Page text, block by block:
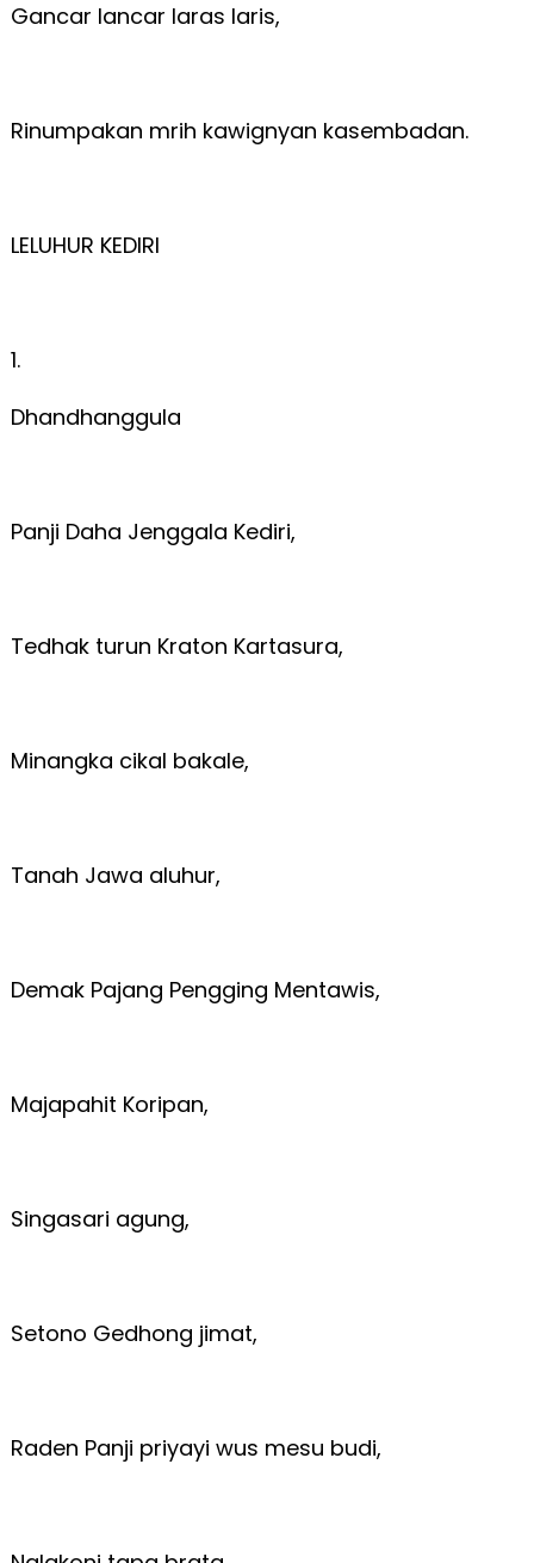
Gancar lancar laras laris,
Rinumpakan mrih kawignyan kasembadan.
LELUHUR KEDIRI
1.
Dhandhanggula
Panji Daha Jenggala Kediri,
Tedhak turun Kraton Kartasura,
Minangka cikal bakale,
Tanah Jawa aluhur,
Demak Pajang Pengging Mentawis,
Majapahit Koripan,
Singasari agung,
Setono Gedhong jimat,
Raden Panji priyayi wus mesu budi,